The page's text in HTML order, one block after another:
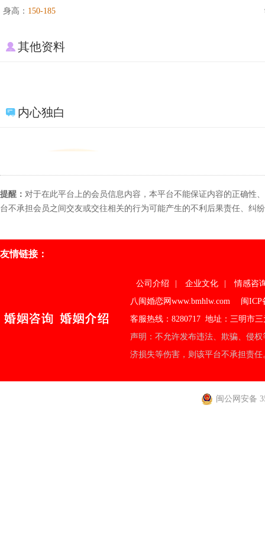
身高： 150-185
其他资料
内心独白
提醒： 对于在此平台上的会员信息内容，本平台不能保证内容的正确性
台不承担会员之间交友或交往相关的行为可能产生的不利后果责任、纠
友情链接：
公司介绍 企业文化
情感咨
八闽婚恋网www.bmhlw.com
闽ICP
客服热线：8280717 地址：三明市
声明：不允许发布违法、欺骗、侵
济损失等伤害，则该平台不承担责任
闽公网安备